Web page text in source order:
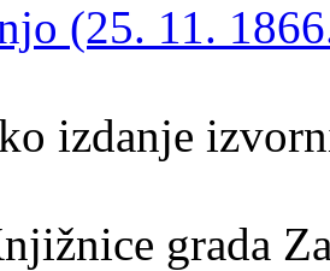
(25. 11.
izdanje
grada